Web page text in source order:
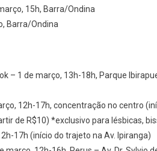
15h, Barra/Ondina
Barra/Ondina
– 1 de março, 13h-18h, Parque
12h-17h, concentração no centro
de R$10) *exclusivo para lésbicas,
17h (início do trajeto na Av. Ipiranga)